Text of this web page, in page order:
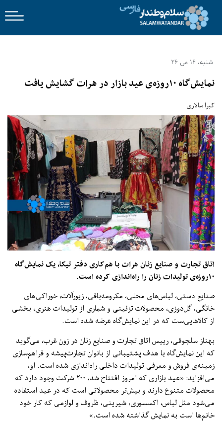
شنبه، 16 می 26
نمایش‌گاه ۱۰‌روزه‌ی عید بازار در هرات گشایش یافت
کبرا سالاری
اتاق تجارت و صنایع زنان هرات با هم‌کاری دفتر تیکا، یک نمایش‌گاه
۱۰روزه‌ی تولیدات زنان را راه‌اندازی کرده است.
صنایع دستی، لباس‌های محلی، مکرومه‌بافی، زیورآلات، خوراکی‌های
خانگی، گل‌دوزی، محصولات تزئینی و شماری از تولیدات هنری، بخشی
از کالاهایی‌ست که در این نمایش‌گاه عرضه شده است.
بهناز سلجوقی، رییس اتاق تجارت و صنایع زنان در زون غرب، می‌گوید
که این نمایش‌گاه با هدف پشتیبانی از بانوان تجارت‌پیشه و فراهم‌سازی
زمینه‌ی فروش و معرفی تولیدات داخلی راه‌اندازی شده است. او،
می‌افزاید: «عید بازاری که امروز افتتاح شد، ۲۰۰ شرکت وجود دارد که
محصولات متنوع دارند و بیش‌تر محصولاتی است که در عید استفاده
می‌شود مثل لباس، اکسسوری، شیرینی، ظروف و لوازمی که کار خود
خانم‌ها است به نمایش‌ گذاشته شده است.»